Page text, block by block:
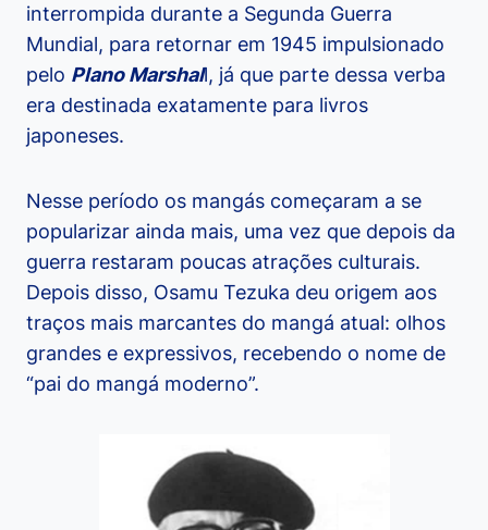
interrompida durante a Segunda Guerra
Mundial, para retornar em 1945 impulsionado
pelo Plano Marshall, já que parte dessa verba
era destinada exatamente para livros
japoneses.
Nesse período os mangás começaram a se
popularizar ainda mais, uma vez que depois da
guerra restaram poucas atrações culturais.
Depois disso, Osamu Tezuka deu origem aos
traços mais marcantes do mangá atual: olhos
grandes e expressivos, recebendo o nome de
“pai do mangá moderno”.